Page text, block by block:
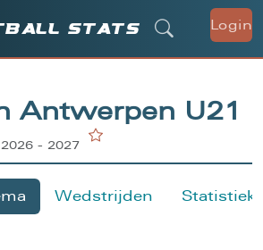
stats Login
Antwerpen U21
2026 - 2027
Wedstrijden